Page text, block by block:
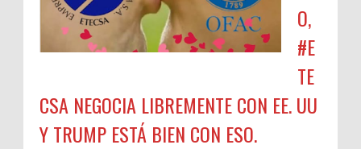
O,
#E
TE
CSA NEGOCIA LIBREMENTE CON EE. UU
Y TRUMP ESTÁ BIEN CON ESO.